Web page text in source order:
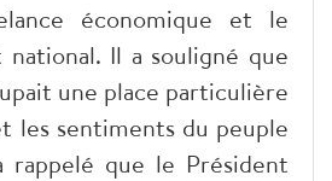
économique et le
national. Il a souligné que
une place particulière
les sentiments du peuple
rappelé que le Président